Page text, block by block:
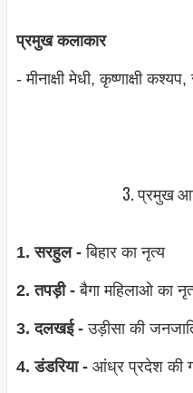
प्रमुख कलाकार
- मीनाक्षी मेधी, कृष्‍णाक्षी
3. प्रमुख
1. सरहुल -बिहार का नृत्‍य
2. तपड़ी -बैगा महिलाओ का
3. दलखई -उड़ीसा की
4. डंडरिया - आंध्र प्रदेश की